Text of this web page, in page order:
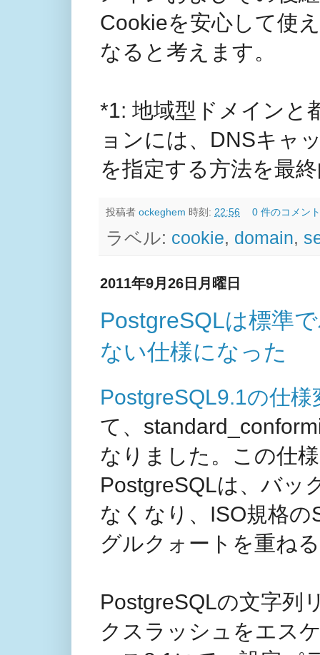
Cookieを安心して使
なると考えます。
*1: 地域型ドメインと
ョンには、DNSキャ
を指定する方法を最
投稿者 ockeghem 時刻: 22:56 0 件のコメン
ラベル: cookie, domain,
2011年9月26日月曜日
PostgreSQLは標準
ない仕様になった
PostgreSQL9.1の仕様
て、
なりました。この仕
PostgreSQLは、バッ
なくなり、ISO規格
グルクォートを重ね
PostgreSQLの文字列
クスラッシュをエス